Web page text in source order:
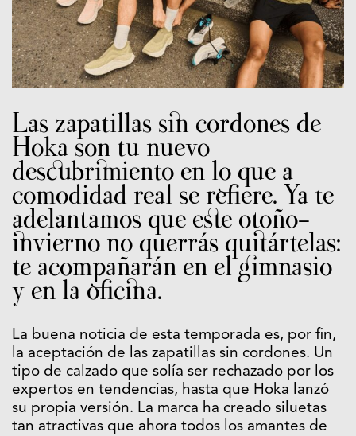
Las zapatillas sin cordones de
Hoka son tu nuevo
descubrimiento en lo que a
comodidad real se refiere. Ya te
adelantamos que este otoño-
invierno no querrás quitártelas:
te acompañarán en el gimnasio
y en la oficina.
La buena noticia de esta temporada es, por fin,
la aceptación de las zapatillas sin cordones. Un
tipo de calzado que solía ser rechazado por los
expertos en tendencias, hasta que Hoka lanzó
su propia versión. La marca ha creado siluetas
tan atractivas que ahora todos los amantes de